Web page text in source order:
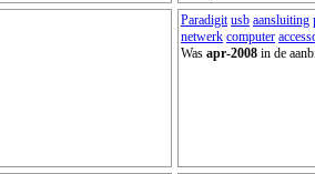
Paradigit usb aansluiting
netwerk computer
Was apr-2008 in de